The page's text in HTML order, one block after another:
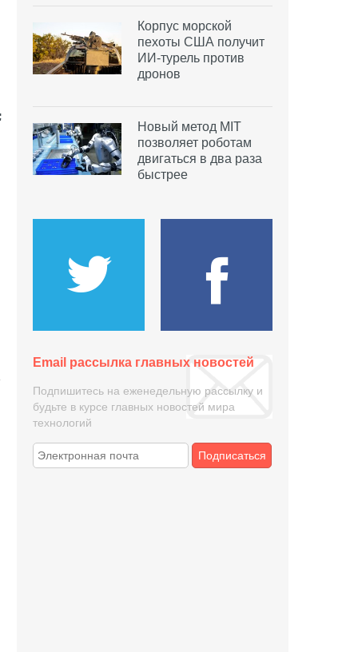
Корпус морской
пехоты США получит
ИИ-турель против
дронов
Новый метод MIT
позволяет роботам
двигаться в два раза
быстрее
Email рассылка главных новостей
Подпишитесь на еженедельную рассылку и
будьте в курсе главных новостей мира
технологий
Подписаться